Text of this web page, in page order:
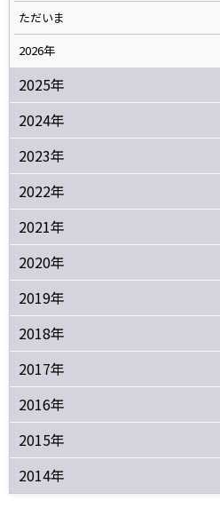
ただいま
2026年
2025年
2024年
2023年
2022年
2021年
2020年
2019年
2018年
2017年
2016年
2015年
2014年